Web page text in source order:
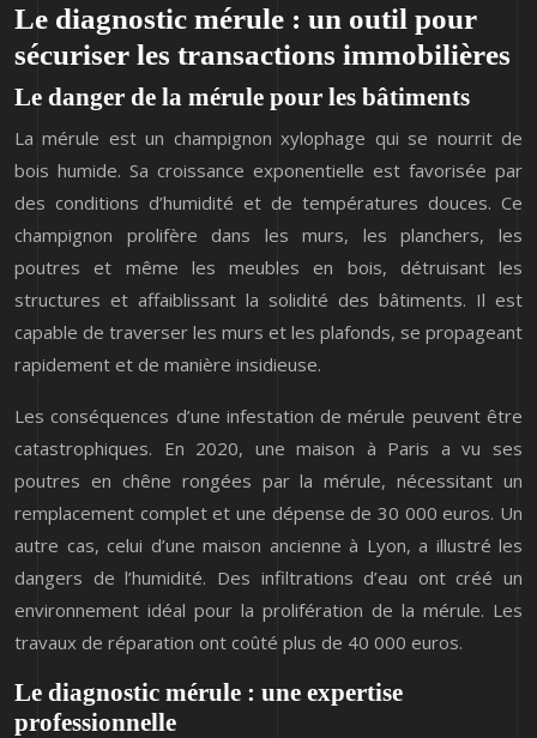
Le diagnostic mérule : un outil pour
sécuriser les transactions immobilières
Le danger de la mérule pour les bâtiments
La mérule est un champignon xylophage qui se nourrit de
bois humide. Sa croissance exponentielle est favorisée par
des conditions d’humidité et de températures douces. Ce
champignon prolifère dans les murs, les planchers, les
poutres et même les meubles en bois, détruisant les
structures et affaiblissant la solidité des bâtiments. Il est
capable de traverser les murs et les plafonds, se propageant
rapidement et de manière insidieuse.
Les conséquences d’une infestation de mérule peuvent être
catastrophiques. En 2020, une maison à Paris a vu ses
poutres en chêne rongées par la mérule, nécessitant un
remplacement complet et une dépense de 30 000 euros. Un
autre cas, celui d’une maison ancienne à Lyon, a illustré les
dangers de l’humidité. Des infiltrations d’eau ont créé un
environnement idéal pour la prolifération de la mérule. Les
travaux de réparation ont coûté plus de 40 000 euros.
Le diagnostic mérule : une expertise
professionnelle